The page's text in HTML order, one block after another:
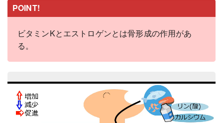
POINT!
ビタミンKとエストロゲンとは骨形成の作用があ
る。